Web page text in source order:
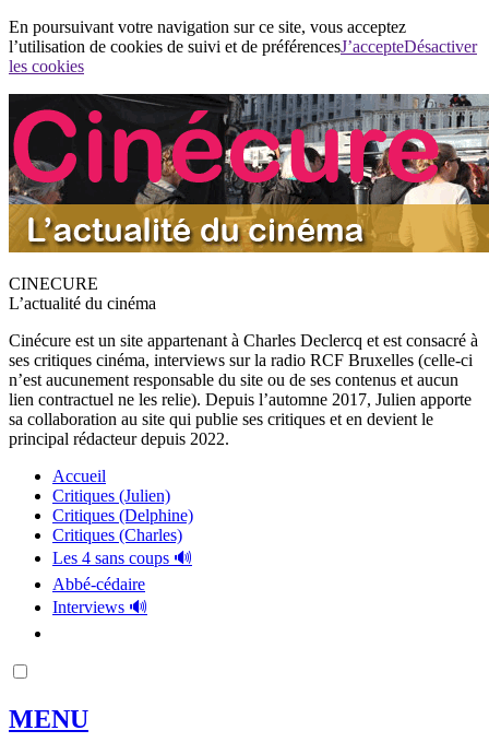
En poursuivant votre navigation sur ce site, vous acceptez
l’utilisation de cookies de suivi et de préférencesJ’accepteDésactiver
les cookies
CINECURE
L’actualité du cinéma
Cinécure est un site appartenant à Charles Declercq et est consacré à
ses critiques cinéma, interviews sur la radio RCF Bruxelles (celle-ci
n’est aucunement responsable du site ou de ses contenus et aucun
lien contractuel ne les relie). Depuis l’automne 2017, Julien apporte
sa collaboration au site qui publie ses critiques et en devient le
principal rédacteur depuis 2022.
Accueil
Critiques (Julien)
Critiques (Delphine)
Critiques (Charles)
Les 4 sans coups 🔊
Abbé-cédaire
Interviews 🔊
MENU